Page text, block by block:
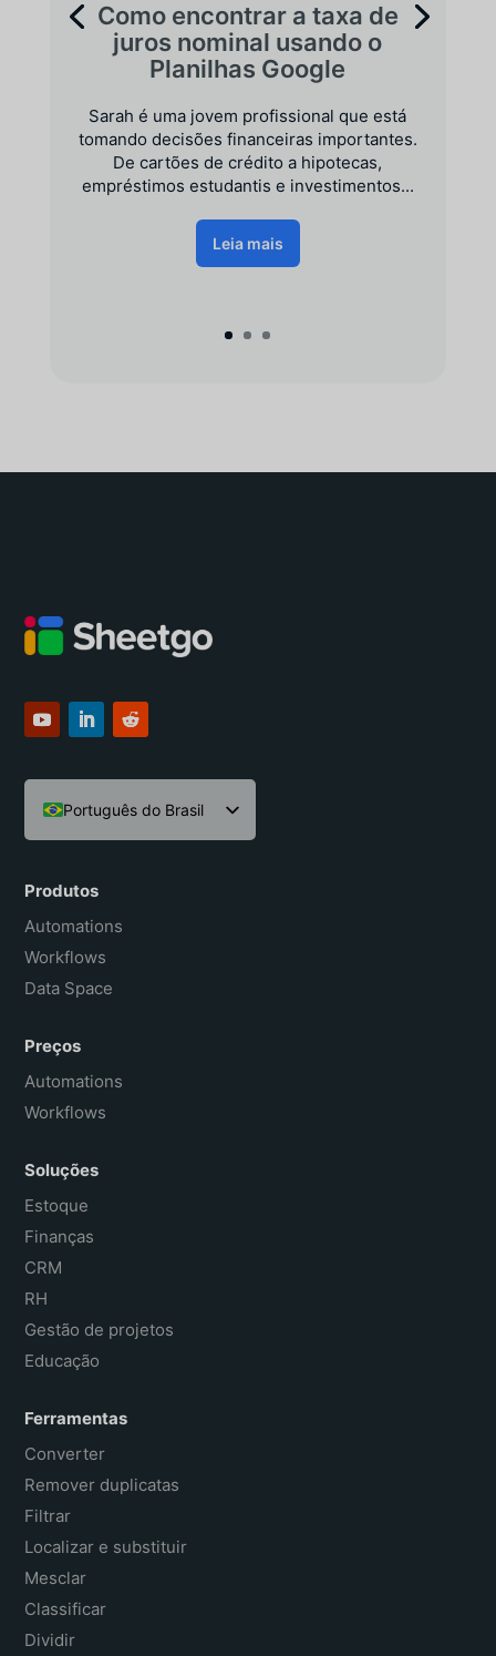
Como encontrar a taxa de
juros nominal usando o
Planilhas Google
Sarah é uma jovem profissional que está
tomando decisões financeiras importantes.
De cartões de crédito a hipotecas,
empréstimos estudantis e investimentos...
Leia mais
Português do Brasil
English
Español
Français
Produtos
Automations
Workflows
Data Space
Preços
Automations
Workflows
Soluções
Estoque
Finanças
CRM
RH
Gestão de projetos
Educação
Ferramentas
Converter
Remover duplicatas
Filtrar
Localizar e substituir
Mesclar
Classificar
Dividir